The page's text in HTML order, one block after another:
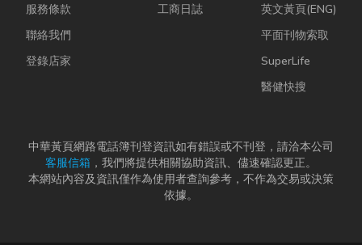
服務條款
聯絡我們
登錄店家
工商日誌
英文黃頁(ENG)
平面刊物索取
SuperLife
醫健快搜
中華黃頁網路電話簿刊登資訊如有錯誤或不刊登，請洽本公司
客服信箱 ，我們將提供相關協助資訊、儘速確認更正。
本網站內容及資訊僅作為使用者查詢參考，不作為交易或決策
依據。